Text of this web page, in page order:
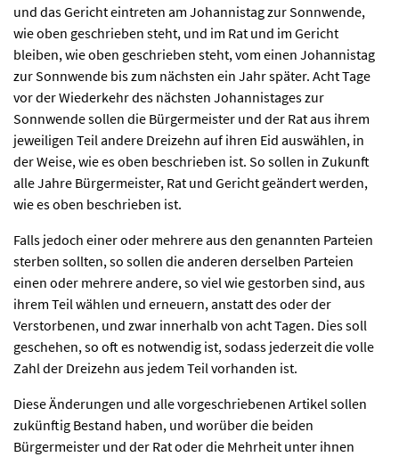
und das Gericht eintreten am Johannistag zur Sonnwende,
wie oben geschrieben steht, und im Rat und im Gericht
bleiben, wie oben geschrieben steht, vom einen Johannistag
zur Sonnwende bis zum nächsten ein Jahr später. Acht Tage
vor der Wiederkehr des nächsten Johannistages zur
Sonnwende sollen die Bürgermeister und der Rat aus ihrem
jeweiligen Teil andere Dreizehn auf ihren Eid auswählen, in
der Weise, wie es oben beschrieben ist. So sollen in Zukunft
alle Jahre Bürgermeister, Rat und Gericht geändert werden,
wie es oben beschrieben ist.
Falls jedoch einer oder mehrere aus den genannten Parteien
sterben sollten, so sollen die anderen derselben Parteien
einen oder mehrere andere, so viel wie gestorben sind, aus
ihrem Teil wählen und erneuern, anstatt des oder der
Verstorbenen, und zwar innerhalb von acht Tagen. Dies soll
geschehen, so oft es notwendig ist, sodass jederzeit die volle
Zahl der Dreizehn aus jedem Teil vorhanden ist.
Diese Änderungen und alle vorgeschriebenen Artikel sollen
zukünftig Bestand haben, und worüber die beiden
Bürgermeister und der Rat oder die Mehrheit unter ihnen